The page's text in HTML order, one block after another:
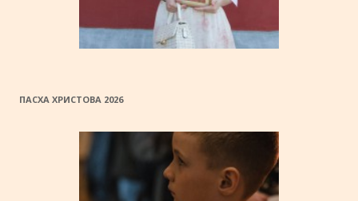
ПАСХА ХРИСТОВА 2026